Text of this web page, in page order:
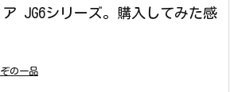
JG6シリーズ。購入してみた感
の一品